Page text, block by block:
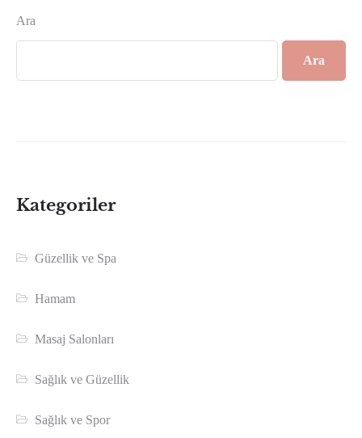
Ara
Ara
Kategoriler
Güzellik ve Spa
Hamam
Masaj Salonları
Sağlık ve Güzellik
Sağlık ve Spor